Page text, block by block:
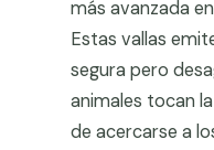
más avanzada
Estas vallas
segura pero
animales tocan
de acercarse a